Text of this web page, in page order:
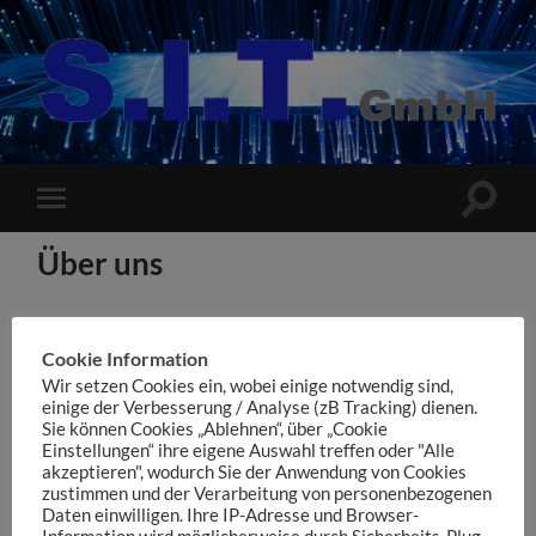
S.I.T.
GmbH
Mobile-
Menü
ein-/ausblenden
Über uns
ihre Partner und Kunden bundesweit bei der
Einrichtung, Wartung, Entstörung und Sicherheit der
Netze mit dem Schwerpunkt auf die technischen
Anforderungen der Netzbetreiber.
Für unsere Dienstleistungen rund um die IT,
Telekommunikation und Breitbandinfrastruktur
Cookie Information
Wir setzen Cookies ein, wobei einige notwendig sind,
einige der Verbesserung / Analyse (zB Tracking) dienen.
Sie können Cookies „Ablehnen“, über „Cookie
Einstellungen“ ihre eigene Auswahl treffen oder "Alle
akzeptieren", wodurch Sie der Anwendung von Cookies
zustimmen und der Verarbeitung von personenbezogenen
Daten einwilligen. Ihre IP-Adresse und Browser-